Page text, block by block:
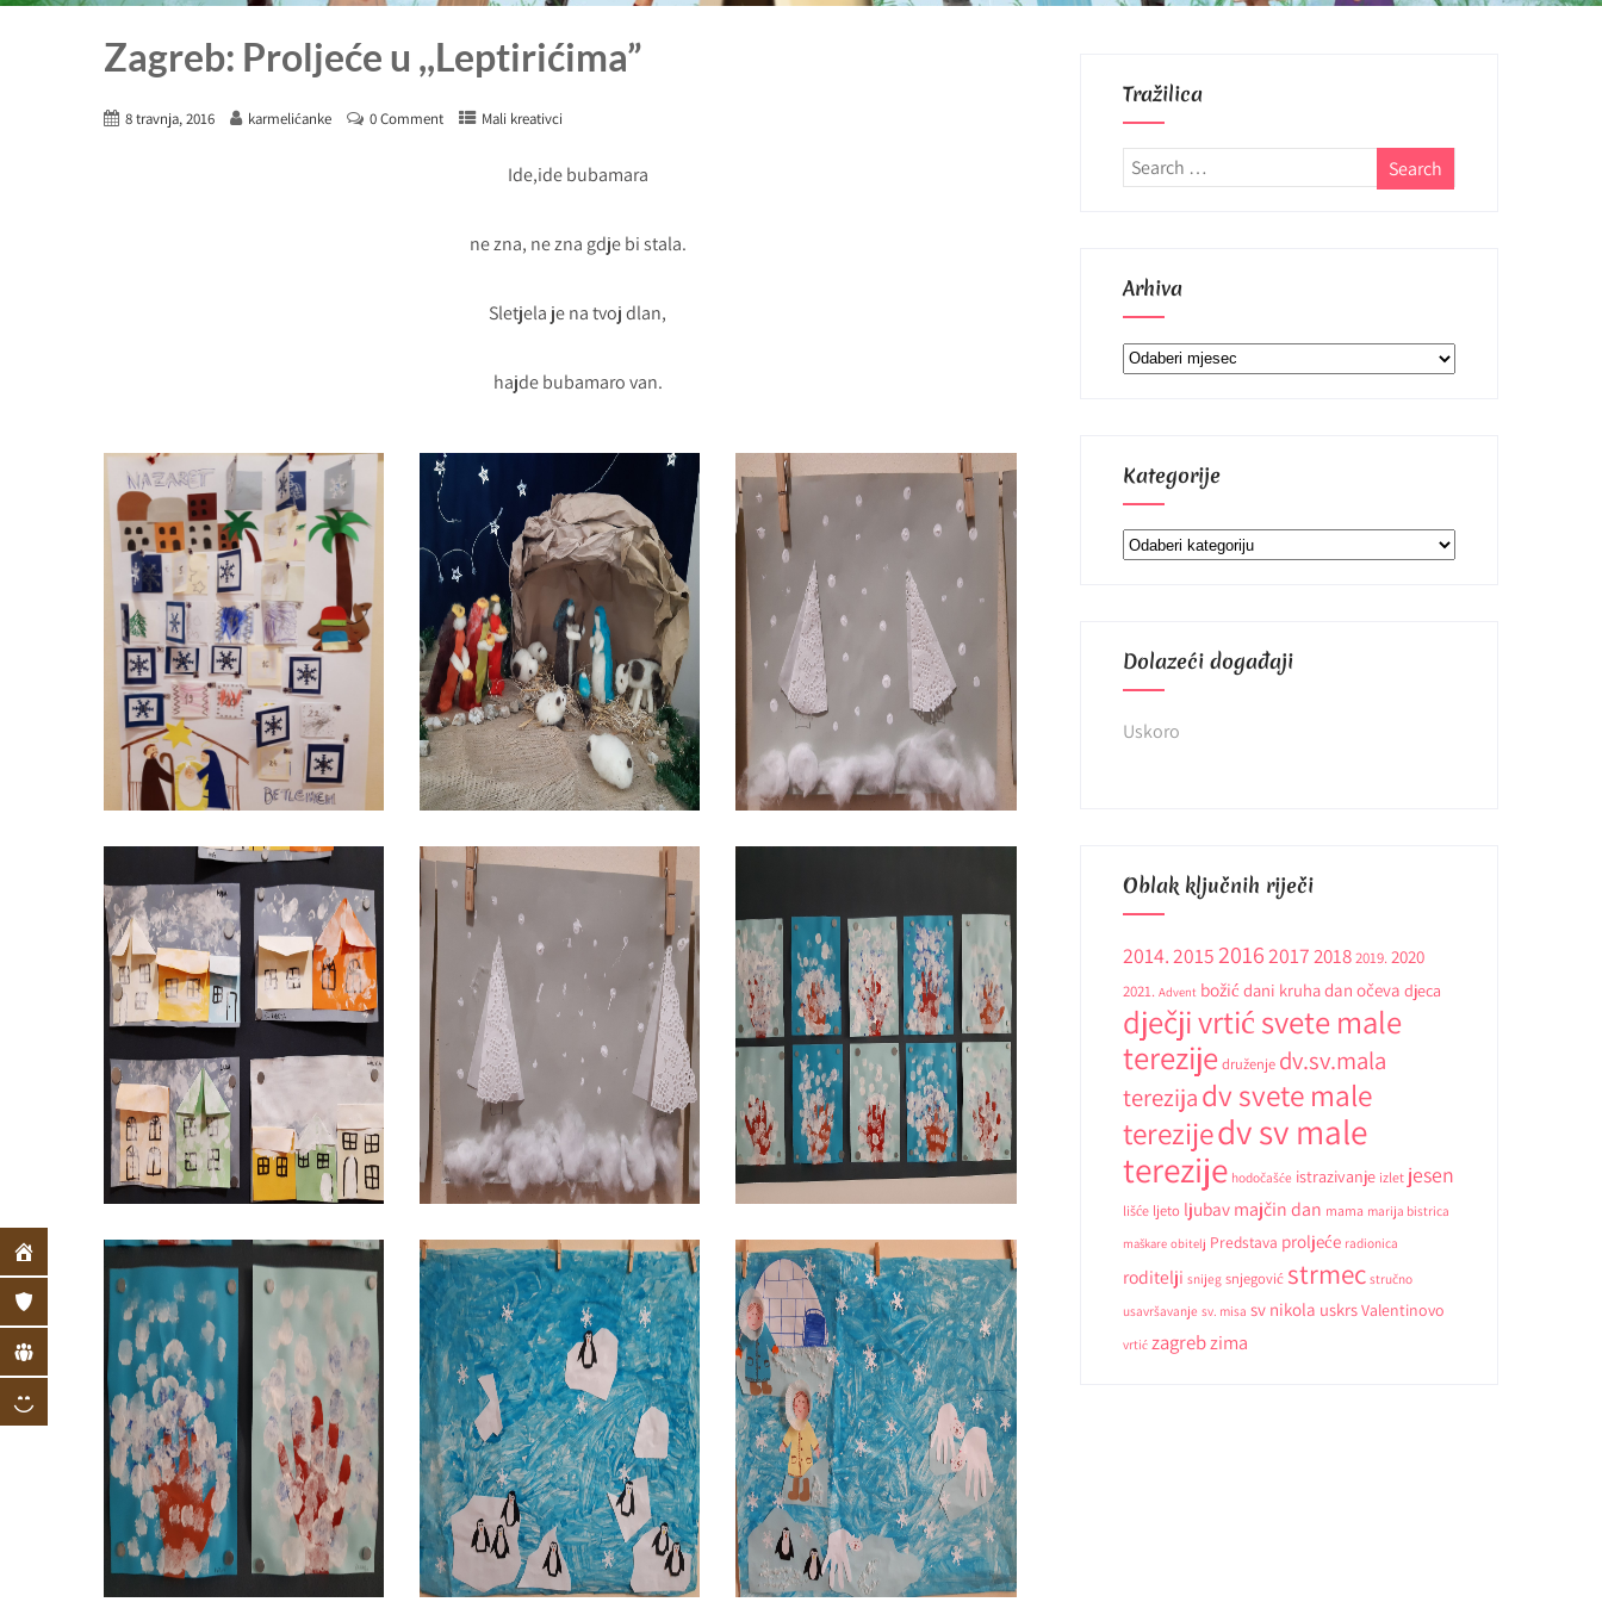
Zagreb: Proljeće u ,,Leptirićima”
8 travnja, 2016 karmelićanke 0 Comment Mali kreativci
Ide,ide bubamara
ne zna, ne zna gdje bi stala.
Sletjela je na tvoj dlan,
hajde bubamaro van.
Tražilica
Arhiva
Arhiva
Kategorije
Kategorije
Dolazeći događaji
Uskoro
Oblak ključnih riječi
2014.20152016201720182019.2020
2021. Advent božić dani kruhadan očeva djeca
dječji vrtić svete male
terezijedruženje dv.sv.mala
terezijadv svete male
terezijedv sv male
terezije hodočašće istrazivanje izlet jesen
lišće ljeto ljubav majčin dan mama marija bistrica
maškare obitelj Predstava proljeće radionica
roditelji snijeg snjegović strmec stručno
usavršavanje sv. misa sv nikola uskrsValentinovo
vrtić zagrebzima